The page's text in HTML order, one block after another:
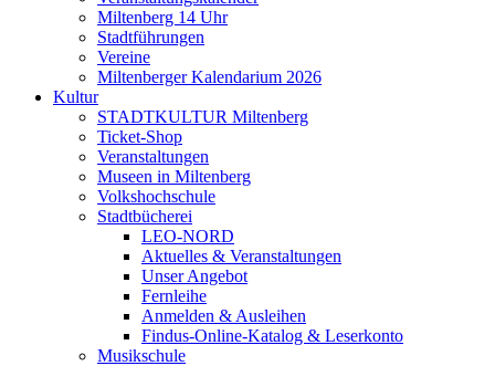
Miltenberg 14 Uhr
Stadtführungen
Vereine
Miltenberger Kalendarium 2026
Kultur
STADTKULTUR Miltenberg
Ticket-Shop
Veranstaltungen
Museen in Miltenberg
Volkshochschule
Stadtbücherei
LEO-NORD
Aktuelles & Veranstaltungen
Unser Angebot
Fernleihe
Anmelden & Ausleihen
Findus-Online-Katalog & Leserkonto
Musikschule